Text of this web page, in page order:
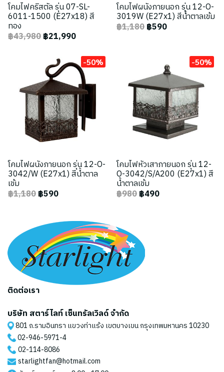
โคมไฟคริสตัล รุ่น 07-SL-
6011-1500 (E27x18) สี
ทอง
฿43,980฿21,990
โคมไฟผนังภายนอก รุ่น 12-O-
3019W (E27x1) สีน้ำตาลเข้ม
฿1,180฿590
-50%
โคมไฟผนังภายนอก รุ่น 12-O-
3042/W (E27x1) สีน้ำตาล
เข้ม
฿1,180฿590
-50%
โคมไฟหัวเสาภายนอก รุ่น 12-
O-3042/S/A200 (E27x1) สี
น้ำตาลเข้ม
฿980฿490
ติดต่อเรา
บริษัท สตาร์ไลท์ เซ็นทรัลเวิลด์ จำกัด
801 ถ.รามอินทรา แขวงท่าแร้ง เขตบางเขน กรุงเทพมหานคร 10230
02-946-5971-4
02-114-8086
starlightfan@hotmail.com